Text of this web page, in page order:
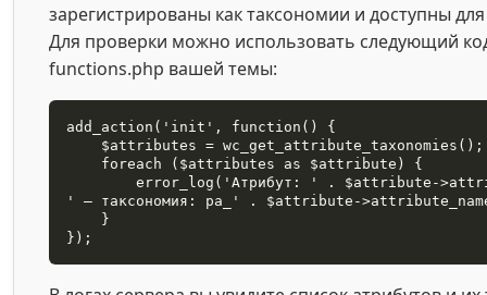
зарегистрированы как таксономии и доступны
Для проверки можно использовать следующий
functions.php вашей темы:
add_action('init', function() {
' — таксономия: pa_' . $attribute-
});